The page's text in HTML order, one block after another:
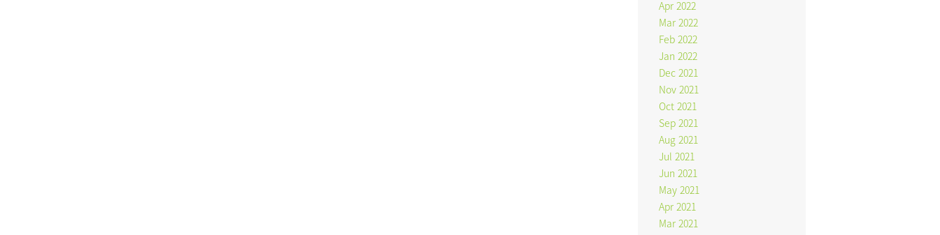
Apr 2022
Mar 2022
Feb 2022
Jan 2022
Dec 2021
Nov 2021
Oct 2021
Sep 2021
Aug 2021
Jul 2021
Jun 2021
May 2021
Apr 2021
Mar 2021